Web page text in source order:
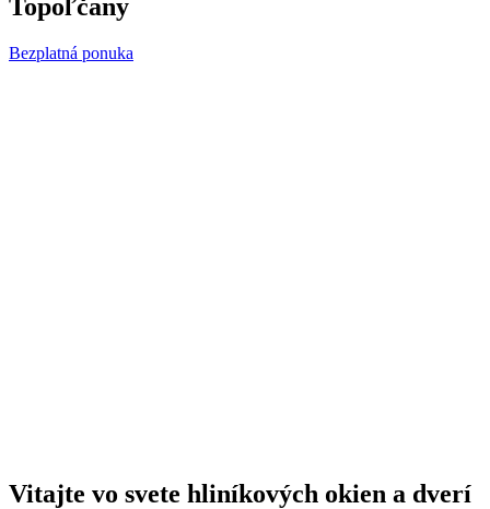
Topoľčany
Bezplatná ponuka
Vitajte vo svete hliníkových okien a dverí